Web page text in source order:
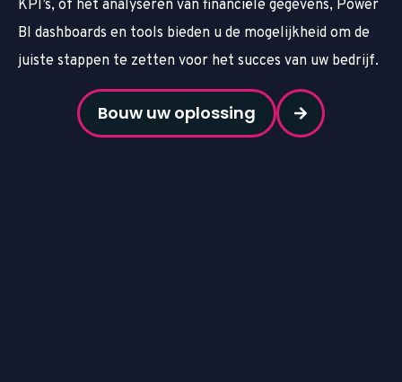
KPI’s, of het analyseren van financiële gegevens, Power
BI dashboards en tools bieden u de mogelijkheid om de
juiste stappen te zetten voor het succes van uw bedrijf.
Bouw uw oplossing